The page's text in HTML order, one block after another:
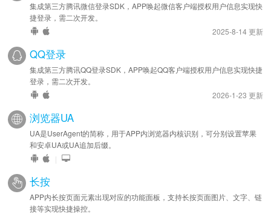
集成第三方腾讯微信登录SDK，APP唤起微信客户端授权用户信息实现快
捷登录，需二次开发。
2025-8-14 更新
QQ登录
集成第三方腾讯QQ登录SDK，APP唤起QQ客户端授权用户信息实现快捷
登录，需二次开发。
2026-1-23 更新
浏览器UA
UA是UserAgent的简称，用于APP内浏览器内核识别，可分别设置苹果
和安卓UA或UA追加后缀。
|
长按
APP内长按页面元素出现对应的功能面板，支持长按页面图片、文字、链
接等实现快捷操控。